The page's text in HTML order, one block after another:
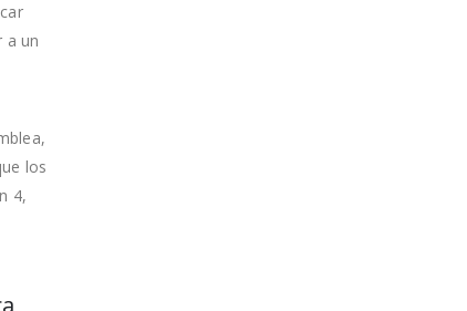
a un
los
4,